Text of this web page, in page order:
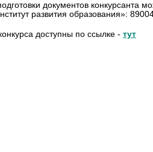
документов конкурсанта
развития образования»:
доступны по ссылке - тут